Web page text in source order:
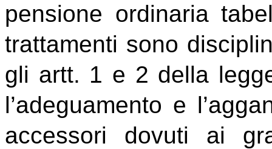
pensione ordinaria
trattamenti sono
gli artt. 1 e 2 della
l’adeguamento e
accessori dovuti ai